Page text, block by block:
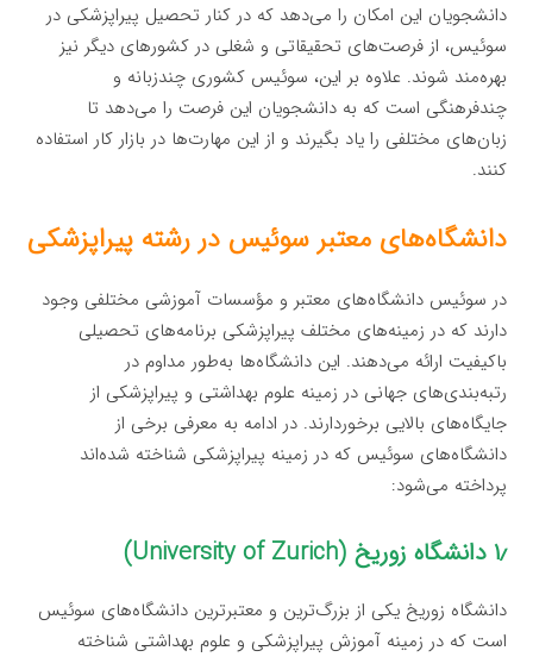
دانشجویان این امکان را می‌دهد که در کنار تحصیل پیراپزشکی در
سوئیس، از فرصت‌های تحقیقاتی و شغلی در کشورهای دیگر نیز
بهره‌مند شوند. علاوه بر این، سوئیس کشوری چندزبانه و
چندفرهنگی است که به دانشجویان این فرصت را می‌دهد تا
زبان‌های مختلفی را یاد بگیرند و از این مهارت‌ها در بازار کار استفاده
کنند.
دانشگاه‌های معتبر سوئیس در رشته پیراپزشکی
در سوئیس دانشگاه‌های معتبر و مؤسسات آموزشی مختلفی وجود
دارند که در زمینه‌های مختلف پیراپزشکی برنامه‌های تحصیلی
باکیفیت ارائه می‌دهند. این دانشگاه‌ها به‌طور مداوم در
رتبه‌بندی‌های جهانی در زمینه علوم بهداشتی و پیراپزشکی از
جایگاه‌های بالایی برخوردارند. در ادامه به معرفی برخی از
دانشگاه‌های سوئیس که در زمینه پیراپزشکی شناخته شده‌اند
پرداخته می‌شود:
۱٫ دانشگاه زوریخ (University of Zurich)
دانشگاه زوریخ یکی از بزرگ‌ترین و معتبرترین دانشگاه‌های سوئیس
است که در زمینه آموزش پیراپزشکی و علوم بهداشتی شناخته